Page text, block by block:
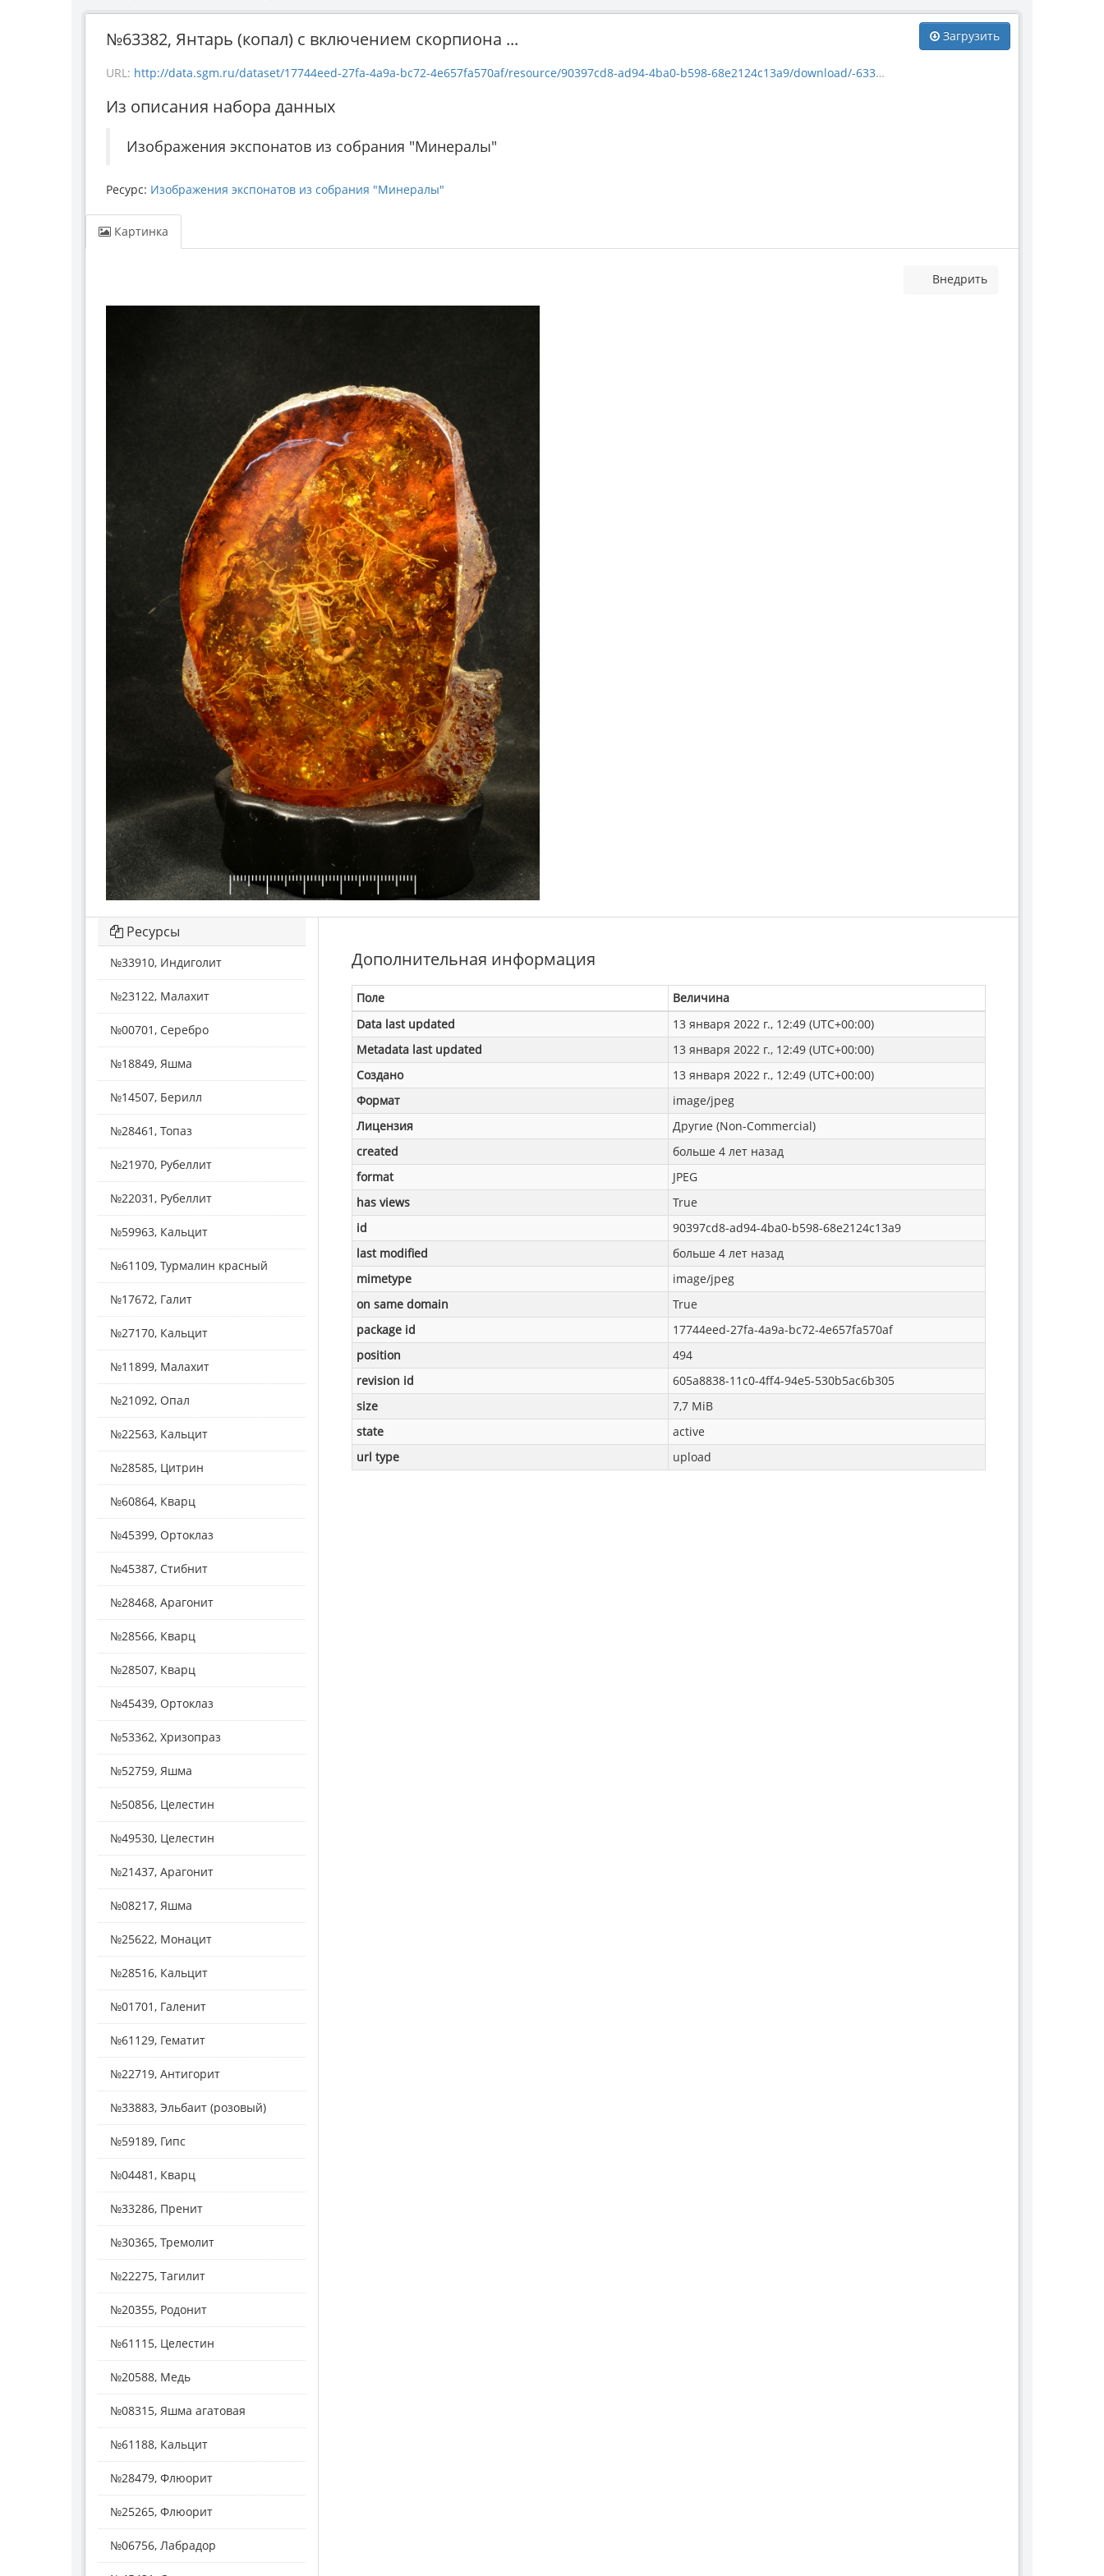
Загрузить
№63382, Янтарь (копал) с включением скорпиона ...
URL: http://data.sgm.ru/dataset/17744eed-27fa-4a9a-bc72-4e657fa570af/resource/90397cd8-ad94-4ba0-b598-68e2124c13a9/download/-63382.jpg
Из описания набора данных
Изображения экспонатов из собрания "Минералы"
Ресурс: Изображения экспонатов из собрания "Минералы"
Картинка
Внедрить
Дополнительная информация
Поле
Величина
Data last updated
13 января 2022 г., 12:49 (UTC+00:00)
Metadata last updated
13 января 2022 г., 12:49 (UTC+00:00)
Создано
13 января 2022 г., 12:49 (UTC+00:00)
Формат
image/jpeg
Лицензия
Другие (Non-Commercial)
created
больше 4 лет назад
format
JPEG
has views
True
id
90397cd8-ad94-4ba0-b598-68e2124c13a9
last modified
больше 4 лет назад
mimetype
image/jpeg
on same domain
True
package id
17744eed-27fa-4a9a-bc72-4e657fa570af
position
494
revision id
605a8838-11c0-4ff4-94e5-530b5ac6b305
size
7,7 MiB
state
active
url type
upload
Ресурсы
№33910, Индиголит
№23122, Малахит
№00701, Серебро
№18849, Яшма
№14507, Берилл
№28461, Топаз
№21970, Рубеллит
№22031, Рубеллит
№59963, Кальцит
№61109, Турмалин красный
№17672, Галит
№27170, Кальцит
№11899, Малахит
№21092, Опал
№22563, Кальцит
№28585, Цитрин
№60864, Кварц
№45399, Ортоклаз
№45387, Стибнит
№28468, Арагонит
№28566, Кварц
№28507, Кварц
№45439, Ортоклаз
№53362, Хризопраз
№52759, Яшма
№50856, Целестин
№49530, Целестин
№21437, Арагонит
№08217, Яшма
№25622, Монацит
№28516, Кальцит
№01701, Галенит
№61129, Гематит
№22719, Антигорит
№33883, Эльбаит (розовый)
№59189, Гипс
№04481, Кварц
№33286, Пренит
№30365, Тремолит
№22275, Тагилит
№20355, Родонит
№61115, Целестин
№20588, Медь
№08315, Яшма агатовая
№61188, Кальцит
№28479, Флюорит
№25265, Флюорит
№06756, Лабрадор